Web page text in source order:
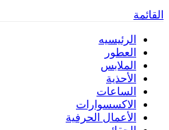
القائمة
الرئيسيه
العطور
الملابس
الأحذية
الساعات
الاكسسوارات
الأعمال الحرفية